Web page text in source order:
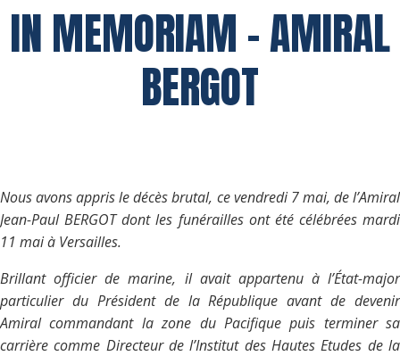
IN MEMORIAM – AMIRAL
BERGOT
Nous avons appris le décès brutal, ce vendredi 7 mai, de l’Amiral
Jean-Paul BERGOT dont les funérailles ont été célébrées mardi
11 mai à Versailles.
Brillant officier de marine, il avait appartenu à l’État-major
particulier du Président de la République avant de devenir
Amiral commandant la zone du Pacifique puis terminer sa
carrière comme Directeur de l’Institut des Hautes Etudes de la